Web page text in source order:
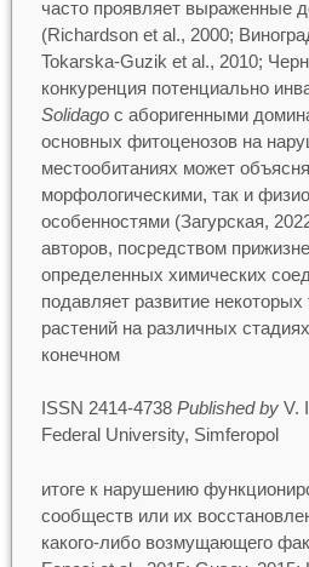
часто проявляет выраженные
(Richardson et al., 2000;
Tokarska-Guzik et al., 2010;
конкуренция потенциально
Solidago с аборигенными
основных фитоценозов на
местообитаниях может
морфологическими, так и
особенностями (Загурская,
авторов, посредством
определенных химических
подавляет развитие
растений на различных
конечном
ISSN 2414-4738 Published by V.
Federal University, Simferopol
итоге к нарушению
сообществ или их
какого-либо возмущающего